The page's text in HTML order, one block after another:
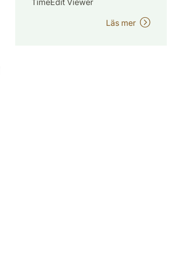
Läs mer